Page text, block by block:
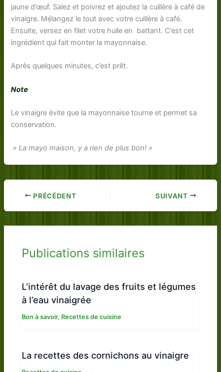
jaune d’œuf. Salez et poivrez et ajoutez la cuillère à café de
vinaigre. Mélangez le tout avec votre cuillère à café.
Ensuite, versez en filet votre huile en battant. C’est cet
ingrédient qui fait monter la mayonnaise.
Après quelques minutes, c’est prêt.
Note
Le vinaigre évite que la mayonnaise tourne et permet sa
conservation.
» La mayo maison, y a rien de plus bon! »
PRÉCÉDENT SUIVANT
Publications similaires
L’intérêt du lavage des fruits et légumes
à l’eau vinaigrée
Bon à savoir, Recettes de cuisine
La recettes des cornichons au vinaigre